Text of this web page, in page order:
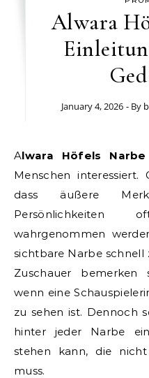
Alwara
January 4, 2026 - By
Alwara Höfels Narbe
Menschen
dass äußere
Persönlichkeiten
wahrgenommen
sichtbare Narbe schnell
Zuschauer
wenn eine
zu sehen ist. Dennoch
hinter jeder Narbe
stehen kann, die
muss.